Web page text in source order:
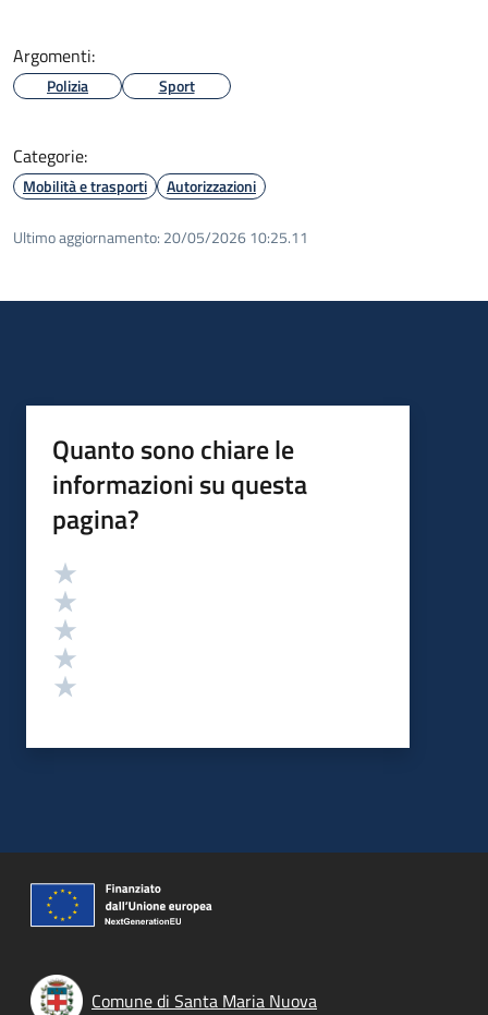
Argomenti:
Polizia Sport
Categorie:
Mobilità e trasporti Autorizzazioni
Ultimo aggiornamento: 20/05/2026 10:25.11
Quanto sono chiare le
informazioni su questa
pagina?
Valutazione
Comune di Santa Maria Nuova